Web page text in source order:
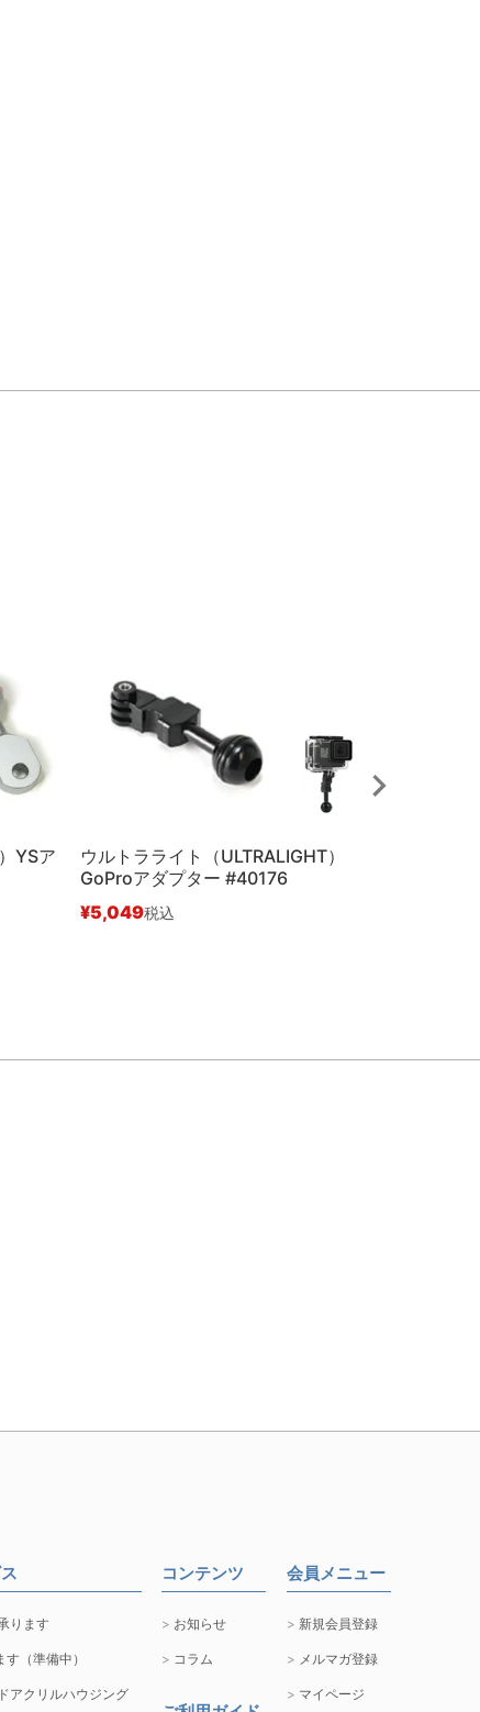
YSア
ウルトラライト（ULTRALIGHT）
GoProアダプター #40176
¥5,049税込
ります
（準備中）
アクリルハウジング
コンテンツ
お知らせ
コラム
会員メニュー
新規会員登録
メルマガ登録
マイページ